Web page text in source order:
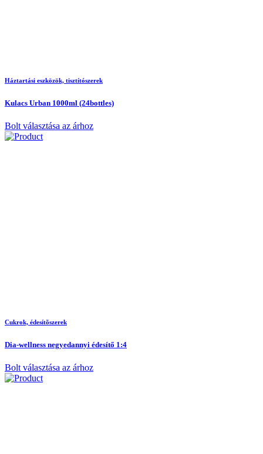
Háztartási eszközök, tisztítószerek
Kulacs Urban 1000ml (24bottles)
Bolt választása az árhoz
Cukrok, édesítõszerek
Dia-wellness negyedannyi édesítő 1:4
Bolt választása az árhoz